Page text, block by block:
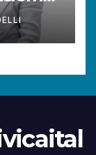
dei